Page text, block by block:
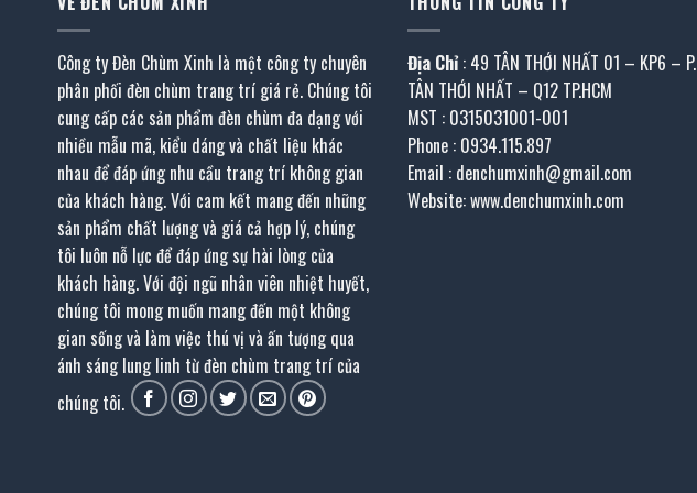
Công ty Đèn Chùm Xinh là một công ty chuyên
phân phối đèn chùm trang trí giá rẻ. Chúng tôi
cung cấp các sản phẩm đèn chùm đa dạng với
nhiều mẫu mã, kiểu dáng và chất liệu khác
nhau để đáp ứng nhu cầu trang trí không gian
của khách hàng. Với cam kết mang đến những
sản phẩm chất lượng và giá cả hợp lý, chúng
tôi luôn nỗ lực để đáp ứng sự hài lòng của
khách hàng. Với đội ngũ nhân viên nhiệt huyết,
chúng tôi mong muốn mang đến một không
gian sống và làm việc thú vị và ấn tượng qua
ánh sáng lung linh từ đèn chùm trang trí của
chúng tôi.
Địa Chỉ : 49 TÂN THỚI NHẤT 01 – KP6 – P.
TÂN THỚI NHẤT – Q12 TP.HCM
MST : 0315031001-001
Phone : 0934.115.897
Email : denchumxinh@gmail.com
Website: www.denchumxinh.com